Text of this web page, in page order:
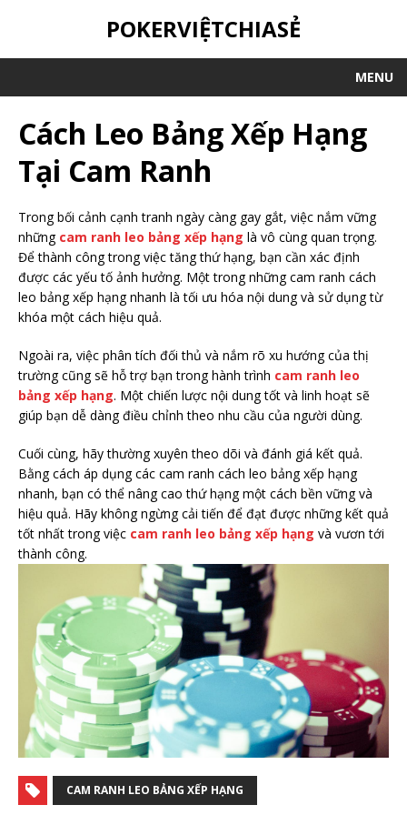
POKERVIỆTCHIASẺ
MENU
Cách Leo Bảng Xếp Hạng
Tại Cam Ranh
Trong bối cảnh cạnh tranh ngày càng gay gắt, việc nắm vững
những cam ranh leo bảng xếp hạng là vô cùng quan trọng.
Để thành công trong việc tăng thứ hạng, bạn cần xác định
được các yếu tố ảnh hưởng. Một trong những cam ranh cách
leo bảng xếp hạng nhanh là tối ưu hóa nội dung và sử dụng từ
khóa một cách hiệu quả.
Ngoài ra, việc phân tích đối thủ và nắm rõ xu hướng của thị
trường cũng sẽ hỗ trợ bạn trong hành trình cam ranh leo
bảng xếp hạng. Một chiến lược nội dung tốt và linh hoạt sẽ
giúp bạn dễ dàng điều chỉnh theo nhu cầu của người dùng.
Cuối cùng, hãy thường xuyên theo dõi và đánh giá kết quả.
Bằng cách áp dụng các cam ranh cách leo bảng xếp hạng
nhanh, bạn có thể nâng cao thứ hạng một cách bền vững và
hiệu quả. Hãy không ngừng cải tiến để đạt được những kết quả
tốt nhất trong việc cam ranh leo bảng xếp hạng và vươn tới
thành công.
CAM RANH LEO BẢNG XẾP HẠNG